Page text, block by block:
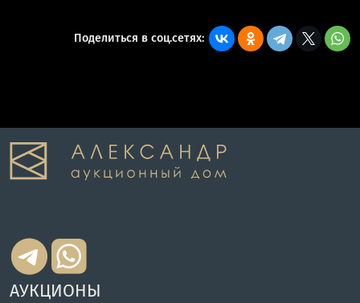
Поделиться в соц.сетях:
АУКЦИОНЫ